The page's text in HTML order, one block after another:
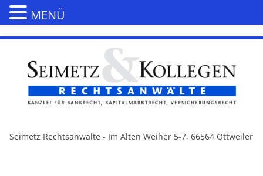
Seimetz Rechtsanwälte - Im Alten Weiher 5-7, 66564 Ottweiler
MENÜ